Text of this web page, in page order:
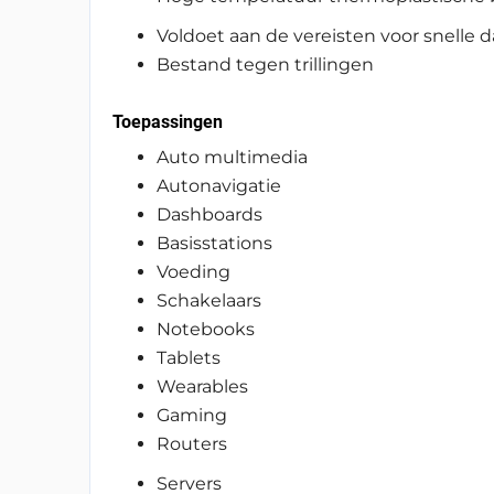
Voldoet aan de vereisten voor snelle
Bestand tegen trillingen
Toepassingen
Auto multimedia
Autonavigatie
Dashboards
Basisstations
Voeding
Schakelaars
Notebooks
Tablets
Wearables
Gaming
Routers
Servers